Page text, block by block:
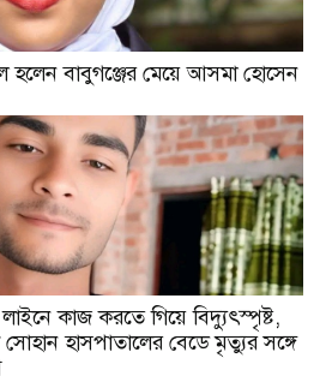
হলেন বাবুগঞ্জের মেয়ে আসমা হোসেন
লাইনে কাজ করতে গিয়ে বিদ্যুৎস্পৃষ্ট,
হাসপাতালের বেডে মৃত্যুর সঙ্গে